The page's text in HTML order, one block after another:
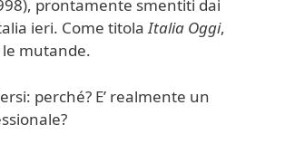
prontamente smentiti dai
ieri. Come titolaItalia Oggi,
mutande.
perché? E’ realmente un